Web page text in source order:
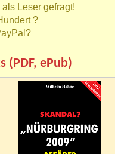
Leser gefragt!
?
(PDF, ePub)